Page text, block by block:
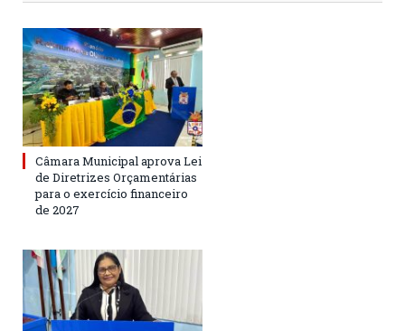
Câmara Municipal aprova Lei
de Diretrizes Orçamentárias
para o exercício financeiro
de 2027